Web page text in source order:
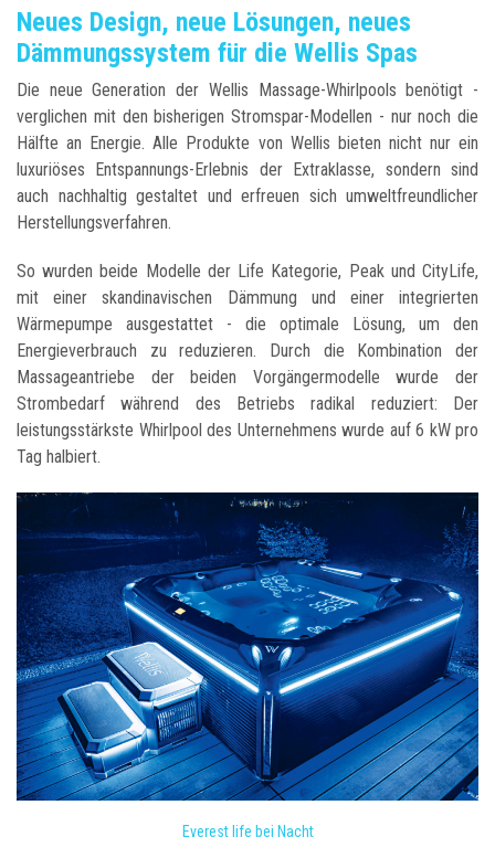
Neues Design, neue Lösungen, neues
Dämmungssystem für die Wellis Spas
Die neue Generation der Wellis Massage-Whirlpools benötigt -
verglichen mit den bisherigen Stromspar-Modellen - nur noch die
Hälfte an Energie. Alle Produkte von Wellis bieten nicht nur ein
luxuriöses Entspannungs-Erlebnis der Extraklasse, sondern sind
auch nachhaltig gestaltet und erfreuen sich umweltfreundlicher
Herstellungsverfahren.
So wurden beide Modelle der Life Kategorie, Peak und CityLife,
mit einer skandinavischen Dämmung und einer integrierten
Wärmepumpe ausgestattet - die optimale Lösung, um den
Energieverbrauch zu reduzieren. Durch die Kombination der
Massageantriebe der beiden Vorgängermodelle wurde der
Strombedarf während des Betriebs radikal reduziert: Der
leistungsstärkste Whirlpool des Unternehmens wurde auf 6 kW pro
Tag halbiert.
Everest life bei Nacht